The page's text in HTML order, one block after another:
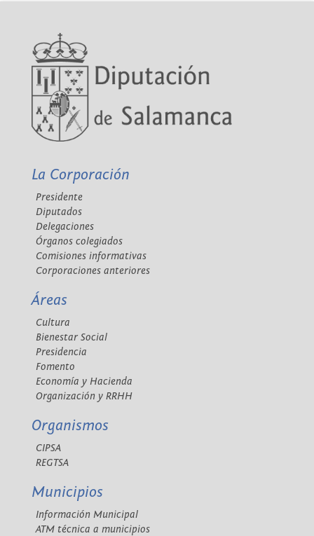
La Corporación
Presidente
Diputados
Delegaciones
Órganos colegiados
Comisiones informativas
Corporaciones anteriores
Áreas
Cultura
Bienestar Social
Presidencia
Fomento
Economía y Hacienda
Organización y RRHH
Organismos
CIPSA
REGTSA
Municipios
Información Municipal
ATM técnica a municipios